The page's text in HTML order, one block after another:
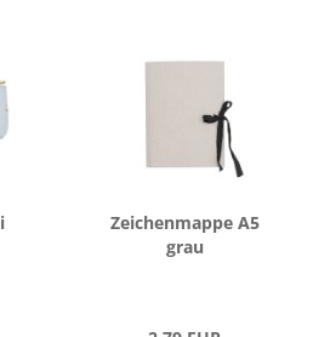
Zei­chen­map­pe A5
grau